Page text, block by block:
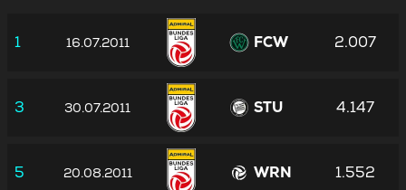
1 16.07.2011 FCW 2.007
3 30.07.2011 STU 4.147
5 20.08.2011 WRN 1.552